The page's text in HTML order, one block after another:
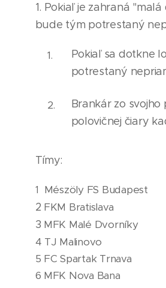
1. Pokiaľ je zahraná
bude tým potrestaný
Pokiaľ sa dotkne
potrestaný nepri
Brankár zo
polovičnej čiary
Tímy:
1 Mészöly FS Budapest 🇭🇺
2 FKM Bratislava
3 MFK Malé Dvorníky
4 TJ Malinovo
5 FC Spartak Trnava
6 MFK Nova Bana